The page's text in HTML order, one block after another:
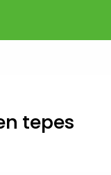
tepes